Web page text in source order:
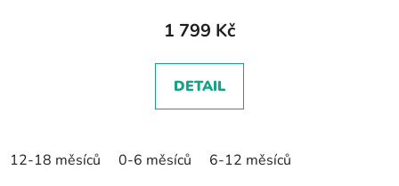
1 799 Kč
DETAIL
12-18 měsíců 0-6 měsíců 6-12 měsíců